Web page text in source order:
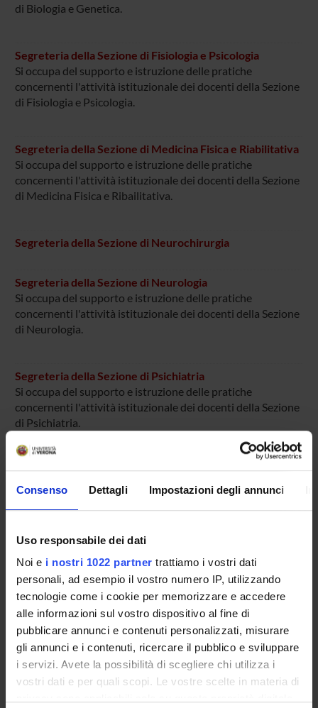
Consenso Dettagli Impostazioni degli annunci
Uso responsabile dei dati
Noi e i nostri 1022 partner trattiamo i vostri dati
personali, ad esempio il vostro numero IP, utilizzando
tecnologie come i cookie per memorizzare e accedere
alle informazioni sul vostro dispositivo al fine di
pubblicare annunci e contenuti personalizzati, misurare
gli annunci e i contenuti, ricercare il pubblico e sviluppare
i servizi. Avete la possibilità di scegliere chi utilizza i
vostri dati e per quali scopi. Le vostre scelte in materia di
di Biologia e Genetica.
Segreteria della Sezione di Fisiologia e Psicologia
Si occupa del supporto e istruzione delle pratiche
concernenti l'attività istituzionale dei docenti della Sezione
di Fisiologia e Psicologia.
Segreteria della Sezione di Medicina Fisica e Riabilitativa
Si occupa del supporto e istruzione delle pratiche
concernenti l'attività istituzionale dei docenti della Sezione
di Medicina Fisica e Ribailitativa.
Segreteria della Sezione di Neurochirurgia
Segreteria della Sezione di Neurologia
Si occupa del supporto e istruzione delle pratiche
concernenti l'attività istituzionale dei docenti della Sezione
di Neurologia.
Segreteria della Sezione di Psichiatria
Si occupa del supporto e istruzione delle pratiche
concernenti l'attività istituzionale dei docenti della Sezione
di Psichiatria.
Segreteria della Sezione di Scienze Motorie
Si occupa del supporto e istruzione delle pratiche
concernenti l'attività istituzionale dei docenti della Sezione
Supporto informatico (area medica)
Servizio a cura della UO: Servizi ICT Area Scienze Vita e
Salute
Il Gruppo di Lavoro gestisce e risolve problematiche
hardware e software per le strutture e dipartimenti di Area
Medica e Sportiva dell'Università di Verona.
Le richieste di intervento tecnico devono essere
inoltrate aprendo apposito ticket all'indirizzo
https://helpdesk.univr.it:8443